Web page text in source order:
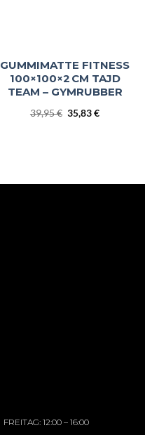
GUMMIMATTE FITNESS
100×100×2 CM TAJD
TEAM – GYMRUBBER
39,95€ Ursprünglicher
35,83€Aktueller
FREITAG: 12:00 – 16:00